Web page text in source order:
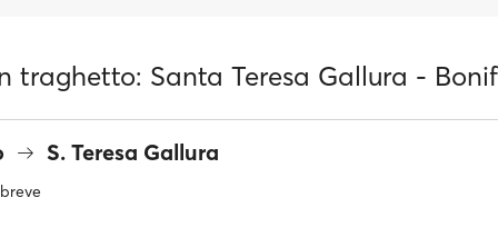
traghetto: Santa Teresa Gallura -
S. Teresa Gallura